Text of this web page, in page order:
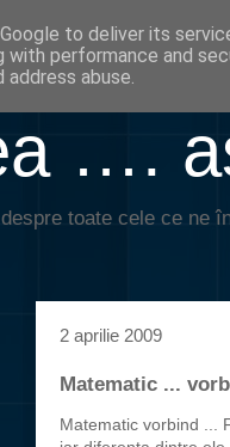
….
toate cele ce ne
2 aprilie 2009
Matematic ...
Matematic vorbind ...
to deliver its
with performance and
abuse.